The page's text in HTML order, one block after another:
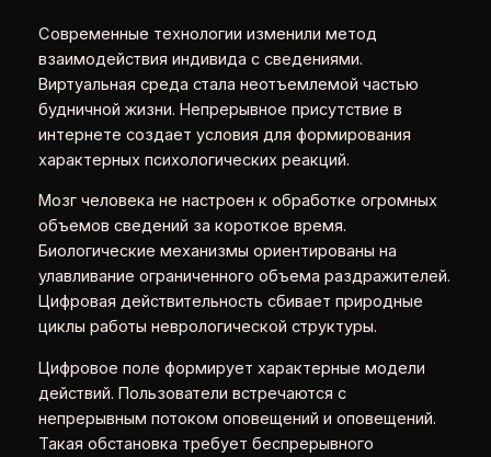
Современные технологии изменили метод
взаимодействия индивида с сведениями.
Виртуальная среда стала неотъемлемой частью
будничной жизни. Непрерывное присутствие в
интернете создает условия для формирования
характерных психологических реакций.
Мозг человека не настроен к обработке огромных
объемов сведений за короткое время.
Биологические механизмы ориентированы на
улавливание ограниченного объема раздражителей.
Цифровая действительность сбивает природные
циклы работы неврологической структуры.
Цифровое поле формирует характерные модели
действий. Пользователи встречаются с
непрерывным потоком оповещений и оповещений.
Такая обстановка требует беспрерывного